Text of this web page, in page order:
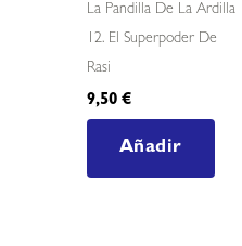
La Pandilla De La Ardilla
12. El Superpoder De
Rasi
9,50 €
Añadir